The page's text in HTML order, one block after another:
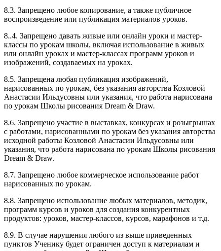
8.3. Запрещено любое копирование, а также публичное
воспроизведение или публикация материалов уроков.
8..4. Запрещено давать живые или онлайн уроки и мастер-
классы по урокам школы, включая использование в живых
или онлайн уроках и мастер-классах программ уроков и
изображений, создаваемых на уроках.
8.5. Запрещена любая публикация изображений,
нарисованных по урокам, без указания авторства Козловой
Анастасии Ильдусовны или указания, что работа нарисована
по урокам Школы рисования Dream & Draw.
8.6. Запрещено участие в выставках, конкурсах и розыгрышах
с работами, нарисованными по урокам без указания авторства
исходной работы Козловой Анастасии Ильдусовны или
указания, что работа нарисована по урокам Школы рисования
Dream & Draw.
8.7. Запрещено любое коммерческое использование работ
нарисованных по урокам.
8.8. Запрещено использование любых материалов, методик,
программ курсов и уроков для создания конкурентных
продуктов: уроков, мастер-классов, курсов, марафонов и т.д.
8.9. В случае нарушения любого из выше приведенных
пунктов Ученику будет ограничен доступ к материалам и